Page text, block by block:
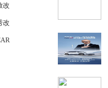
改
改